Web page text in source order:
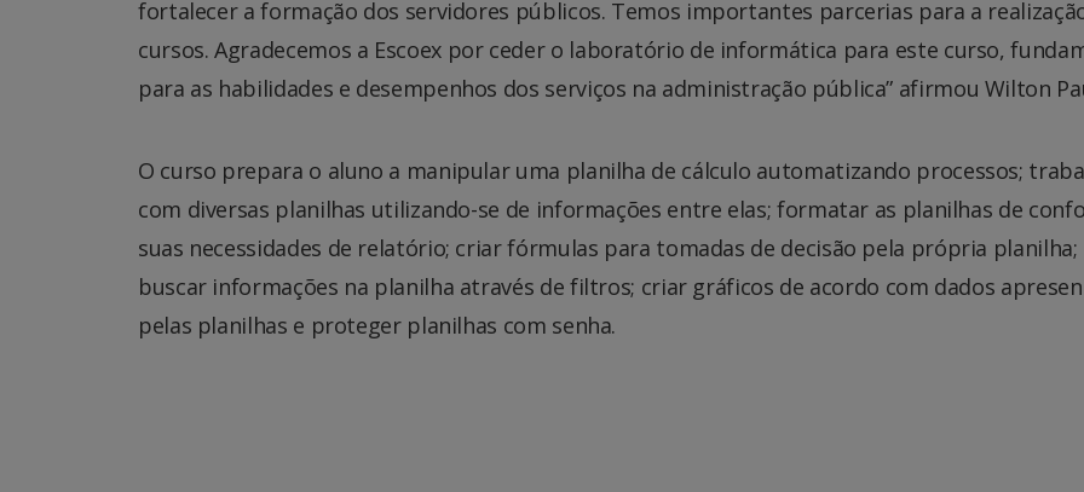
fortalecer a formação dos servidores públicos. Temos importantes parcerias para a
cursos. Agradecemos a Escoex por ceder o laboratório de informática para este curso,
para as habilidades e desempenhos dos serviços na administração pública” afirmou Wilton
O curso prepara o aluno a manipular uma planilha de cálculo automatizando processos;
com diversas planilhas utilizando-se de informações entre elas; formatar as planilhas de
suas necessidades de relatório; criar fórmulas para tomadas de decisão pela própria planilha;
buscar informações na planilha através de filtros; criar gráficos de acordo com dados
pelas planilhas e proteger planilhas com senha.